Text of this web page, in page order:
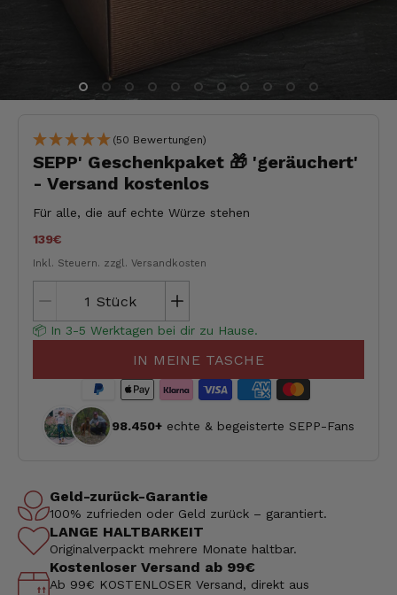
(50 Bewertungen)
SEPP' Geschenkpaket 🎁 'geräuchert'
- Versand kostenlos
Für alle, die auf echte Würze stehen
139€
Inkl. Steuern. zzgl. Versandkosten
Stück
📦 In 3-5 Werktagen bei dir zu Hause.
IN MEINE TASCHE
98.450+ echte & begeisterte SEPP-Fans
Geld-zurück-Garantie
100% zufrieden oder Geld zurück – garantiert.
LANGE HALTBARKEIT
Originalverpackt mehrere Monate haltbar.
Kostenloser Versand ab 99€
Ab 99€ KOSTENLOSER Versand, direkt aus